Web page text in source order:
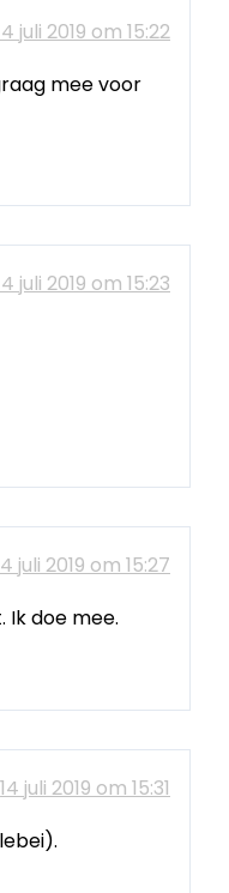
juli 2019 om 15:22
mee voor
juli 2019 om 15:23
juli 2019 om 15:27
Ik doe mee.
14 juli 2019 om 15:31